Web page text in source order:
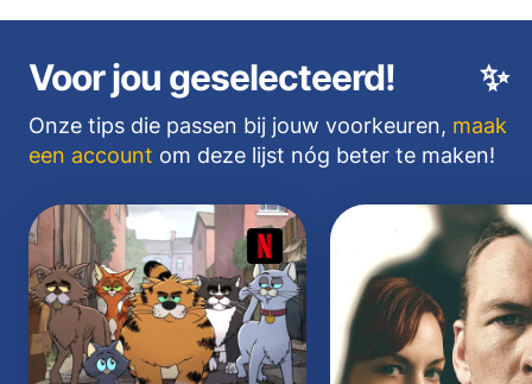
✨
Voor jou geselecteerd!
Onze tips die passen bij jouw voorkeuren, maak
een account om deze lijst nóg beter te maken!